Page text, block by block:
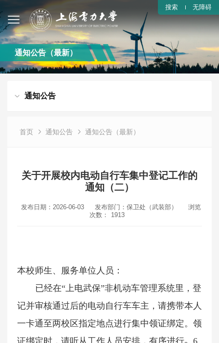
无障碍
搜索
通知公告（最新）
通知公告
首页 通知公告 通知公告（最新）
关于开展校内电动自行车集中登记工作的
通知（二）
发布日期：2026-06-03 发布部门：保卫处（武装部）
浏览
次数：
1913
本校师生、服务单位人员：
已经在“上电武保”非机动车管理系统里，登
记并审核通过后的电动自行车车主，请携带本人
一卡通至两校区指定地点进行集中领证绑定。领
证绑定时，请听从工作人员安排，有序进行。 6